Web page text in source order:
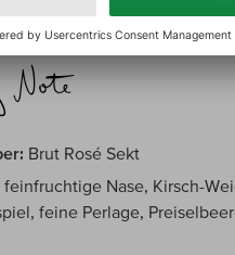
Brut Rosé Sekt
feinfruchtige Nase, Kirsch-
feine Perlage,